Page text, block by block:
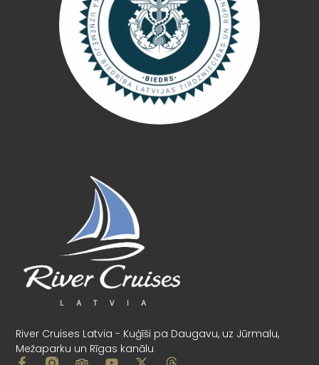
River Cruises Latvia - Kuģīši pa Daugavu, uz Jūrmalu,
Mežaparku un Rīgas kanālu